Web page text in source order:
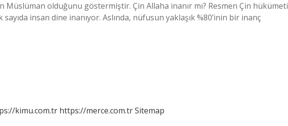
Müslüman olduğunu göstermiştir. Çin Allaha inanır mı? Resmen Çin hükümeti
insan dine inanıyor. Aslında, nüfusun yaklaşık %80’inin bir inanç
kimu.com.tr https://merce.com.trSitemap